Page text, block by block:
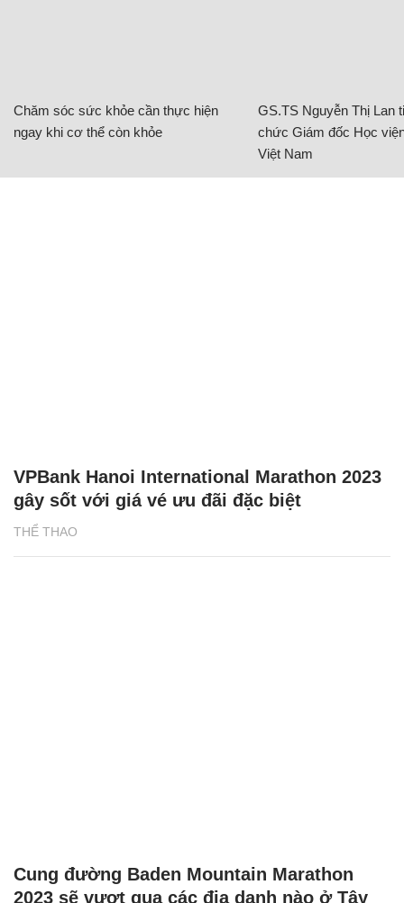
Chăm sóc sức khỏe cần thực hiện
ngay khi cơ thể còn khỏe
GS.TS Nguyễn Thị Lan
chức Giám đốc Học
Việt Nam
THỂ THAO
VPBank Hanoi International Marathon 2023
gây sốt với giá vé ưu đãi đặc biệt
Cung đường Baden Mountain Marathon
2023 sẽ vượt qua các địa danh nào ở Tây